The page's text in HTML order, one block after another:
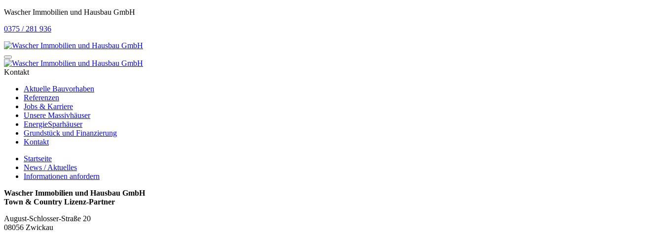
Wascher Immobilien und Hausbau GmbH
0375 / 281 936
Kontakt
Aktuelle Bauvorhaben
Referenzen
Jobs & Karriere
Unsere Massivhäuser
EnergieSparhäuser
Grundstück und Finanzierung
Kontakt
Startseite
News / Aktuelles
Informationen anfordern
Wascher Immobilien und Hausbau GmbH
Town & Country Lizenz-Partner
August-Schlosser-Straße 20
08056 Zwickau